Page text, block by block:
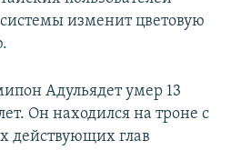
изменит цветовую
Адульядет умер 13
Он находился на троне с
действующих глав